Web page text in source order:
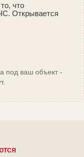
что
Открывается
под ваш объект -